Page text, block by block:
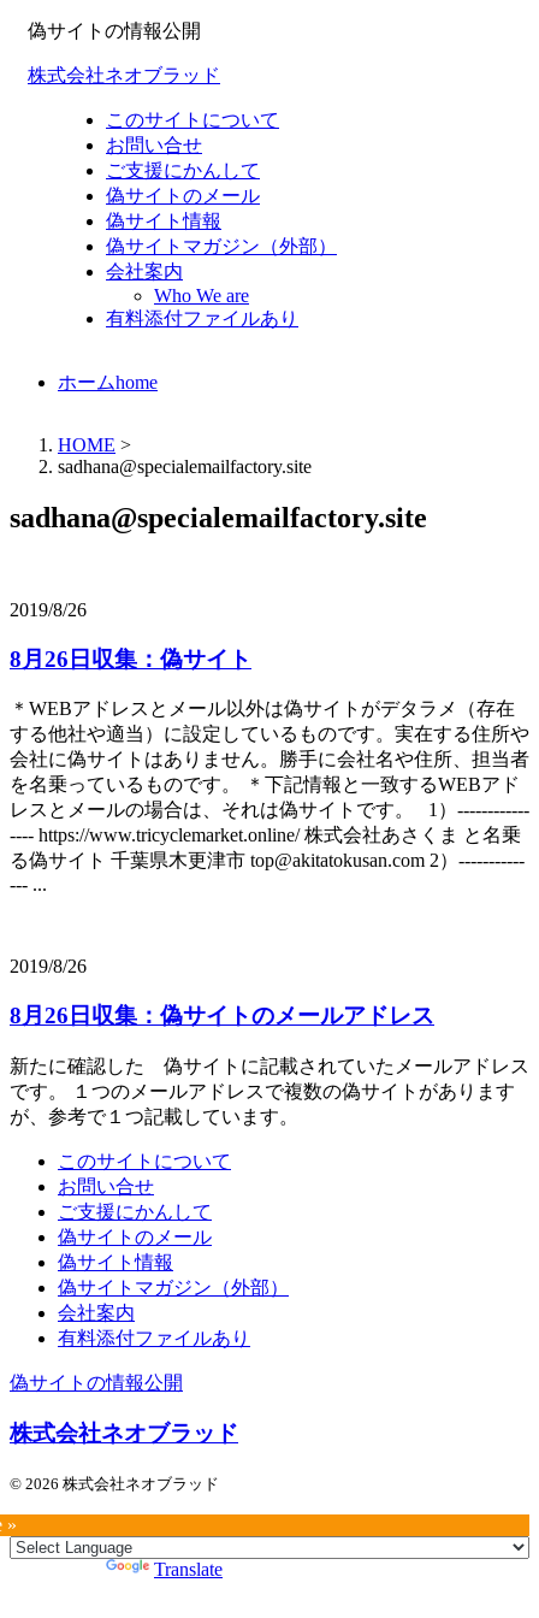
偽サイトの情報公開
株式会社ネオブラッド
このサイトについて
お問い合せ
ご支援にかんして
偽サイトのメール
偽サイト情報
偽サイトマガジン（外部）
会社案内
Who We are
有料添付ファイルあり
ホームhome
HOME >
sadhana@specialemailfactory.site
sadhana@specialemailfactory.site
2019/8/26
8月26日収集：偽サイト
＊WEBアドレスとメール以外は偽サイトがデタラメ（存在
する他社や適当）に設定しているものです。実在する住所や
会社に偽サイトはありません。勝手に会社名や住所、担当者
を名乗っているものです。 ＊下記情報と一致するWEBアド
レスとメールの場合は、それは偽サイトです。 1）------------
---- https://www.tricyclemarket.online/ 株式会社あさくま と名乗
る偽サイト 千葉県木更津市 top@akitatokusan.com 2）-----------
--- ...
2019/8/26
8月26日収集：偽サイトのメールアドレス
新たに確認した 偽サイトに記載されていたメールアドレス
です。 １つのメールアドレスで複数の偽サイトがあります
が、参考で１つ記載しています。
このサイトについて
お問い合せ
ご支援にかんして
偽サイトのメール
偽サイト情報
偽サイトマガジン（外部）
会社案内
有料添付ファイルあり
偽サイトの情報公開
株式会社ネオブラッド
© 2026 株式会社ネオブラッド
»
Translate